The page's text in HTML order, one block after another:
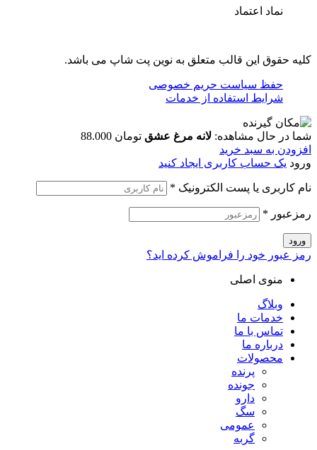
نماد اعتماد
کلیه حقوق این قالب متعلق به نوین پت شاپ می باشد.
حفظ سیاست حریم خصوصی
شرایط استفاده از خدمات
شما در حال مشاهده: لانه مرغ عشق تومان
افزودن به سبد خرید
ورود یک حساب کاربری ایجاد کنید
نام کاربری یا پست الکترونیک *
رمزعبور *
ورود
رمز عبور خود را فراموش کرده اید؟
منوی اصلی
وبلاگ
خدمات ما
تماس با ما
درباره ما
محصولات
پرنده
جونده
دارو
سگ
عمومی
گربه